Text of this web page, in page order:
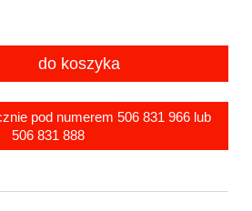
do koszyka
pod numerem 506 831 966 lub
506 831 888